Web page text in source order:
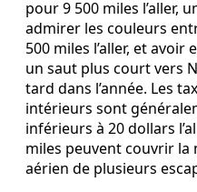
pour 9 500 miles l’aller,
admirer les couleurs
500 miles l’aller, et
un saut plus court vers
tard dans l’année. Les
intérieurs sont
inférieurs à 20 dollars
miles peuvent couvrir
aérien de plusieurs